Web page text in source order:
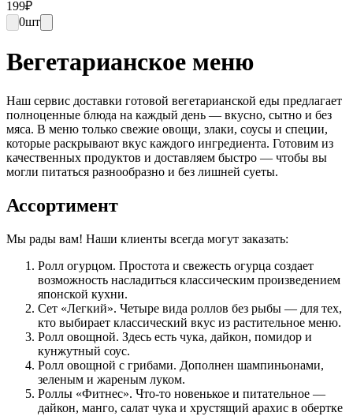
199₽
0шт
Вегетарианское меню
Наш сервис доставки готовой вегетарианской еды предлагает
полноценные блюда на каждый день — вкусно, сытно и без
мяса. В меню только свежие овощи, злаки, соусы и специи,
которые раскрывают вкус каждого ингредиента. Готовим из
качественных продуктов и доставляем быстро — чтобы вы
могли питаться разнообразно и без лишней суеты.
Ассортимент
Мы рады вам! Наши клиенты всегда могут заказать:
Ролл огурцом. Простота и свежесть огурца создает
возможность насладиться классическим произведением
японской кухни.
Сет «Легкий». Четыре вида роллов без рыбы — для тех,
кто выбирает классический вкус из растительное меню.
Ролл овощной. Здесь есть чука, дайкон, помидор и
кунжутный соус.
Ролл овощной с грибами. Дополнен шампиньонами,
зеленым и жареным луком.
Роллы «Фитнес». Что-то новенькое и питательное —
дайкон, манго, салат чука и хрустящий арахис в обертке